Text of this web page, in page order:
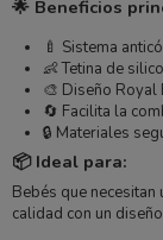
🌟 Beneficios
🍼 Sistema
👶 Tetina de
🎨 Diseño
🔄 Facilita la
🔒 Materiales
📦 Ideal para:
Bebés que
calidad con un